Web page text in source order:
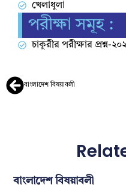
খেলাধুলা
পরীক্ষা সমূহ :
চাকুরীর পরীক্ষার প্রশ্ন-
বাংলাদেশ বিষয়াবলী
বাংলাদেশ বিষয়াবলী